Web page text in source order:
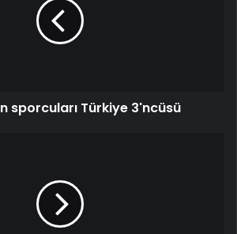
sporcuları Türkiye 3'ncüsü